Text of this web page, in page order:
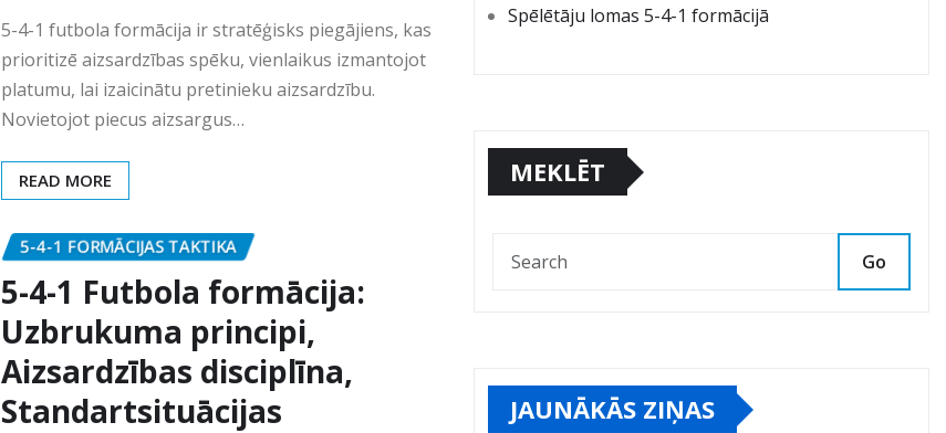
5-4-1 futbola formācija ir stratēģisks piegājiens, kas
prioritizē aizsardzības spēku, vienlaikus izmantojot
platumu, lai izaicinātu pretinieku aizsardzību.
Novietojot piecus aizsargus…
READ MORE
5-4-1 FORMĀCIJAS TAKTIKA
5-4-1 Futbola formācija:
Uzbrukuma principi,
Aizsardzības disciplīna,
Standartsituācijas
Spēlētāju lomas 5-4-1 formācijā
MEKLĒT
Go
JAUNĀKĀS ZIŅAS